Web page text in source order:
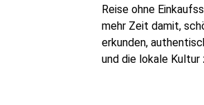
Reise ohne
mehr Zeit damit,
erkunden,
und die lokale Kultur